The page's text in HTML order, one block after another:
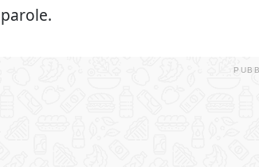
parole.